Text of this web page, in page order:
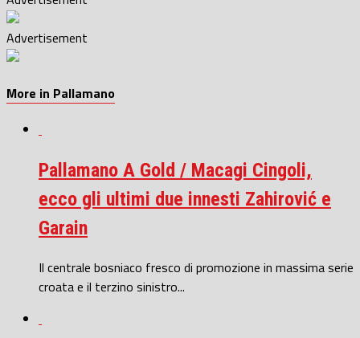
Advertisement
More in Pallamano
Pallamano A Gold / Macagi Cingoli,
ecco gli ultimi due innesti Zahirović e
Garain
Il centrale bosniaco fresco di promozione in massima serie
croata e il terzino sinistro...